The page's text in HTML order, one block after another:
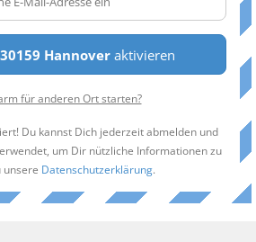
30159 Hannoveraktivieren
für anderen Ort starten?
Du kannst Dich jederzeit abmelden und
um Dir nützliche Informationen zu
unsere Datenschutzerklärung.